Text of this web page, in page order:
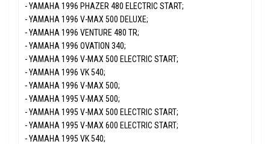
- YAMAHA 1996 PHAZER 480 ELECTRIC START;
- YAMAHA 1996 V-MAX 500 DELUXE;
- YAMAHA 1996 VENTURE 480 TR;
- YAMAHA 1996 OVATION 340;
- YAMAHA 1996 V-MAX 500 ELECTRIC START;
- YAMAHA 1996 VK 540;
- YAMAHA 1996 V-MAX 500;
- YAMAHA 1995 V-MAX 500;
- YAMAHA 1995 V-MAX 500 ELECTRIC START;
- YAMAHA 1995 V-MAX 600 ELECTRIC START;
- YAMAHA 1995 VK 540;